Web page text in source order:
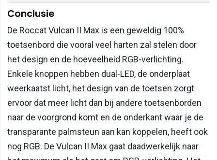
Conclusie
De Roccat Vulcan II Max is een geweldig 100%
toetsenbord die vooral veel harten zal stelen door
het design en de hoeveelheid RGB-verlichting.
Enkele knoppen hebben dual-LED, de onderplaat
weerkaatst licht, het design van de toetsen zorgt
ervoor dat meer licht dan bij andere toetsenborden
naar de voorgrond komt en de onderkant waar je de
transparante palmsteun aan kan koppelen, heeft ook
nog RGB. De Vulcan II Max gaat daadwerkelijk naar